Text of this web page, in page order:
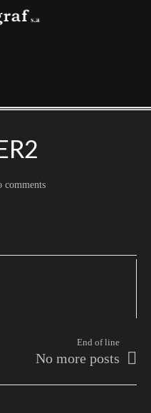
comments
End of line
No more posts